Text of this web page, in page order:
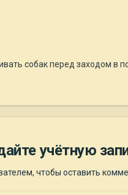
собак перед заходом в
учётную
чтобы оставить